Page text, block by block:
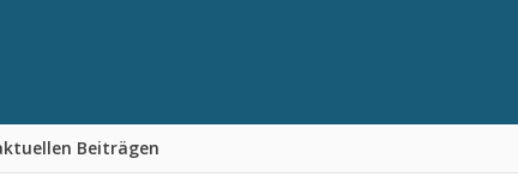
Beiträgen